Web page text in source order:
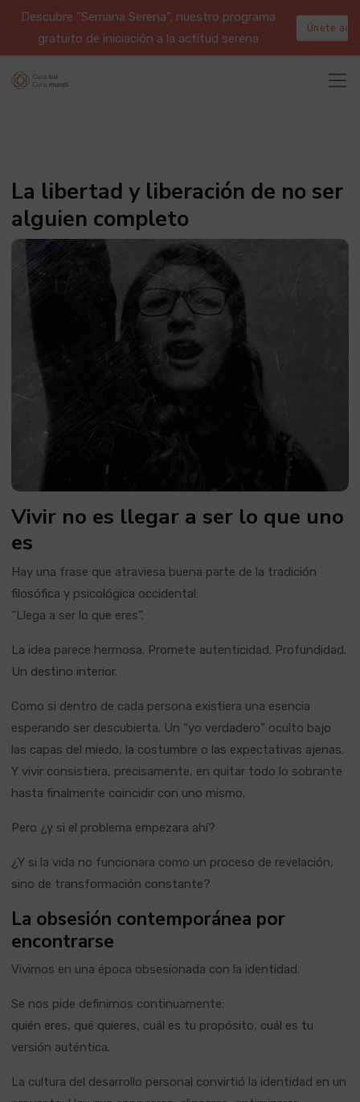
Descubre "Semana Serena", nuestro programa
gratuito de iniciación a la actitud serena
Únete aquí
La libertad y liberación de no ser
alguien completo
Vivir no es llegar a ser lo que uno
es
Hay una frase que atraviesa buena parte de la tradición
filosófica y psicológica occidental:
“Llega a ser lo que eres”.
La idea parece hermosa. Promete autenticidad. Profundidad.
Un destino interior.
Como si dentro de cada persona existiera una esencia
esperando ser descubierta. Un “yo verdadero” oculto bajo
las capas del miedo, la costumbre o las expectativas ajenas.
Y vivir consistiera, precisamente, en quitar todo lo sobrante
hasta finalmente coincidir con uno mismo.
Pero ¿y si el problema empezara ahí?
¿Y si la vida no funcionara como un proceso de revelación,
sino de transformación constante?
La obsesión contemporánea por
encontrarse
Vivimos en una época obsesionada con la identidad.
Se nos pide definirnos continuamente:
quién eres, qué quieres, cuál es tu propósito, cuál es tu
versión auténtica.
La cultura del desarrollo personal convirtió la identidad en un